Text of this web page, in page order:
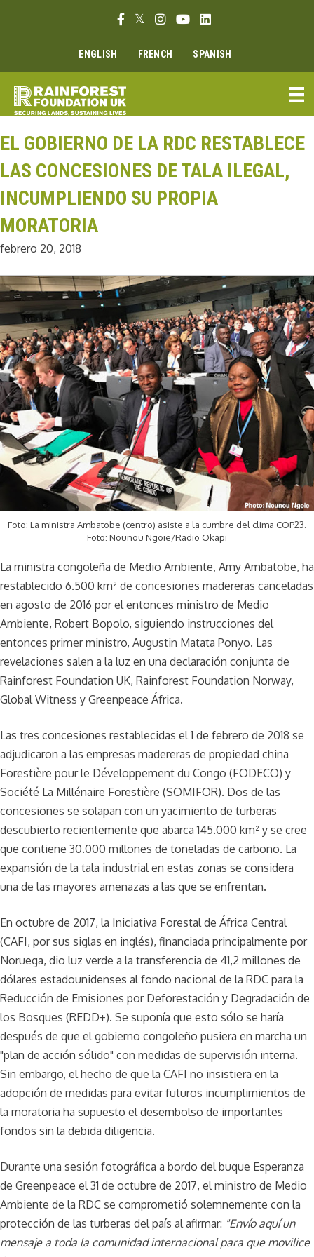
Enlace Facebook
Enlace Twitter
Enlace Instagram
Enlace Youtube
Linkedin link
ENGLISH FRENCH SPANISH
EL GOBIERNO DE LA RDC RESTABLECE
LAS CONCESIONES DE TALA ILEGAL,
INCUMPLIENDO SU PROPIA
MORATORIA
febrero 20, 2018
Foto: La ministra Ambatobe (centro) asiste a la cumbre del clima COP23.
Foto: Nounou Ngoie/Radio Okapi
La ministra congoleña de Medio Ambiente, Amy Ambatobe, ha
restablecido 6.500 km² de concesiones madereras canceladas
en agosto de 2016 por el entonces ministro de Medio
Ambiente, Robert Bopolo, siguiendo instrucciones del
entonces primer ministro, Augustin Matata Ponyo. Las
revelaciones salen a la luz en una declaración conjunta de
Rainforest Foundation UK, Rainforest Foundation Norway,
Global Witness y Greenpeace África.
Las tres concesiones restablecidas el 1 de febrero de 2018 se
adjudicaron a las empresas madereras de propiedad china
Forestière pour le Développement du Congo (FODECO) y
Société La Millénaire Forestière (SOMIFOR). Dos de las
concesiones se solapan con un yacimiento de turberas
descubierto recientemente que abarca 145.000 km² y se cree
que contiene 30.000 millones de toneladas de carbono. La
expansión de la tala industrial en estas zonas se considera
una de las mayores amenazas a las que se enfrentan.
En octubre de 2017, la Iniciativa Forestal de África Central
(CAFI, por sus siglas en inglés), financiada principalmente por
Noruega, dio luz verde a la transferencia de 41,2 millones de
dólares estadounidenses al fondo nacional de la RDC para la
Reducción de Emisiones por Deforestación y Degradación de
los Bosques (REDD+). Se suponía que esto sólo se haría
después de que el gobierno congoleño pusiera en marcha un
"plan de acción sólido" con medidas de supervisión interna.
Sin embargo, el hecho de que la CAFI no insistiera en la
adopción de medidas para evitar futuros incumplimientos de
la moratoria ha supuesto el desembolso de importantes
fondos sin la debida diligencia.
Durante una sesión fotográfica a bordo del buque Esperanza
de Greenpeace el 31 de octubre de 2017, el ministro de Medio
Ambiente de la RDC se comprometió solemnemente con la
protección de las turberas del país al afirmar: "Envío aquí un
mensaje a toda la comunidad internacional para que movilice